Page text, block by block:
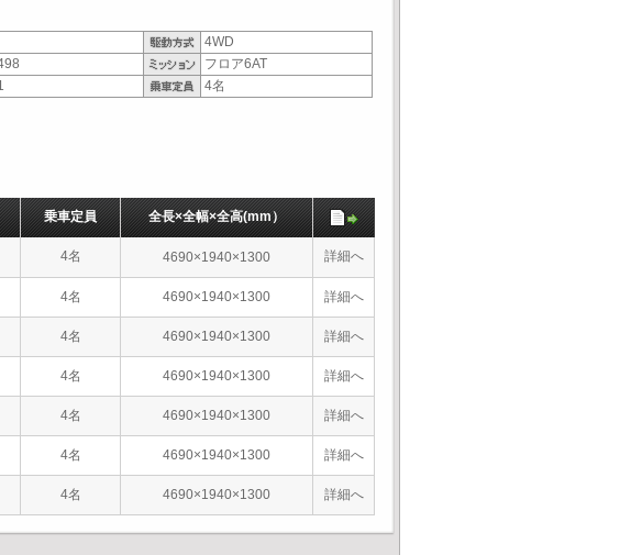
4WD
フロア6AT
4名
乗車定員 全長×全幅×全高(mm）
4名 4690×1940×1300 詳細へ
4名 4690×1940×1300 詳細へ
4名 4690×1940×1300 詳細へ
4名 4690×1940×1300 詳細へ
4名 4690×1940×1300 詳細へ
4名 4690×1940×1300 詳細へ
4名 4690×1940×1300 詳細へ